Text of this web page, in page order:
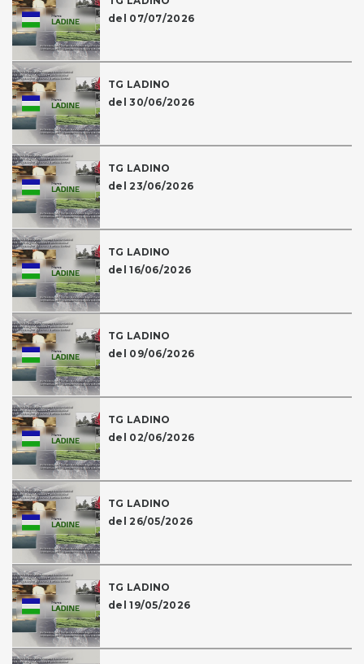
del 07/07/2026
TG LADINO
del 30/06/2026
TG LADINO
del 23/06/2026
TG LADINO
del 16/06/2026
TG LADINO
del 09/06/2026
TG LADINO
del 02/06/2026
TG LADINO
del 26/05/2026
TG LADINO
del 19/05/2026